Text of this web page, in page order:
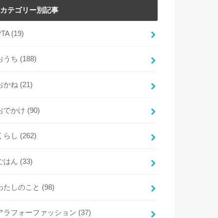
カテゴリー別記事
(19)
うち (188)
かね (21)
でかけ (90)
らし (262)
はん (33)
たしのこと (98)
ラフォーファッション (37)